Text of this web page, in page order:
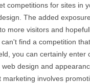
competitions for sites in
The added
more visitors and
can't find a competition
you can certainly enter
web design and
marketing involves